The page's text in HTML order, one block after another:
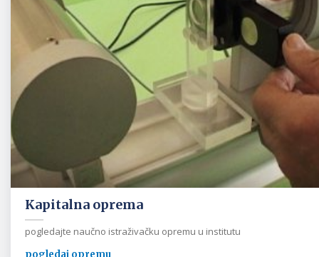
Kapitalna oprema
pogledajte naučno istraživačku opremu u institutu
pogledaj opremu